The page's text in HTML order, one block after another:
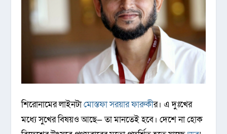
শিরোনামের লাইনটামোস্তফা সরয়ার ফারুকীর। এ দুঃখের
মধ্যে সুখের বিষয়ও আছে— তা মানতেই হবে। দেশে না হোক